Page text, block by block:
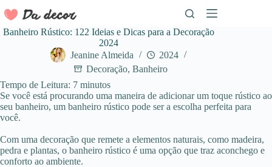
para
o
conteúdo
Banheiro Rústico: 122 Ideias e Dicas para a Decoração
2024
Jeanine Almeida
2024
Decoração,Banheiro
Tempo de Leitura: 7 minutos
Se você está procurando uma maneira de adicionar um toque rústico ao
seu banheiro, um banheiro rústico pode ser a escolha perfeita para
você.
Com uma decoração que remete a elementos naturais, como madeira,
pedra e plantas, o banheiro rústico é uma opção que traz aconchego e
conforto ao ambiente.